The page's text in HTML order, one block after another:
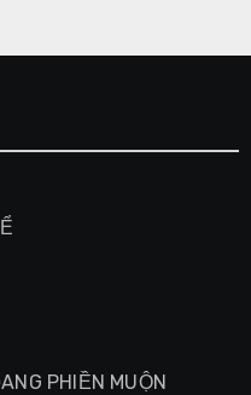
PHIỀN MUỘN